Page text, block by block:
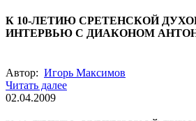
К 10-ЛЕТИЮ СРЕТЕНСКОЙ
ИНТЕРВЬЮ С ДИАКОНОМ
Автор: Игорь Максимов
Читать далее
02.04.2009